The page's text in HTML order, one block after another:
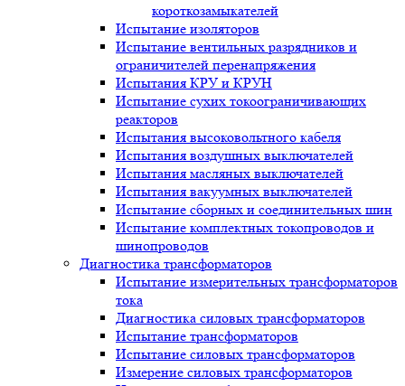
короткозамыкателей
Испытание изоляторов
Испытание вентильных разрядников и
ограничителей перенапряжения
Испытания КРУ и КРУН
Испытание сухих токоограничивающих
реакторов
Испытания высоковольтного кабеля
Испытания воздушных выключателей
Испытания масляных выключателей
Испытания вакуумных выключателей
Испытание сборных и соединительных шин
Испытание комплектных токопроводов и
шинопроводов
Диагностика трансформаторов
Испытание измерительных трансформаторов
тока
Диагностика силовых трансформаторов
Испытание трансформаторов
Испытание силовых трансформаторов
Измерение силовых трансформаторов